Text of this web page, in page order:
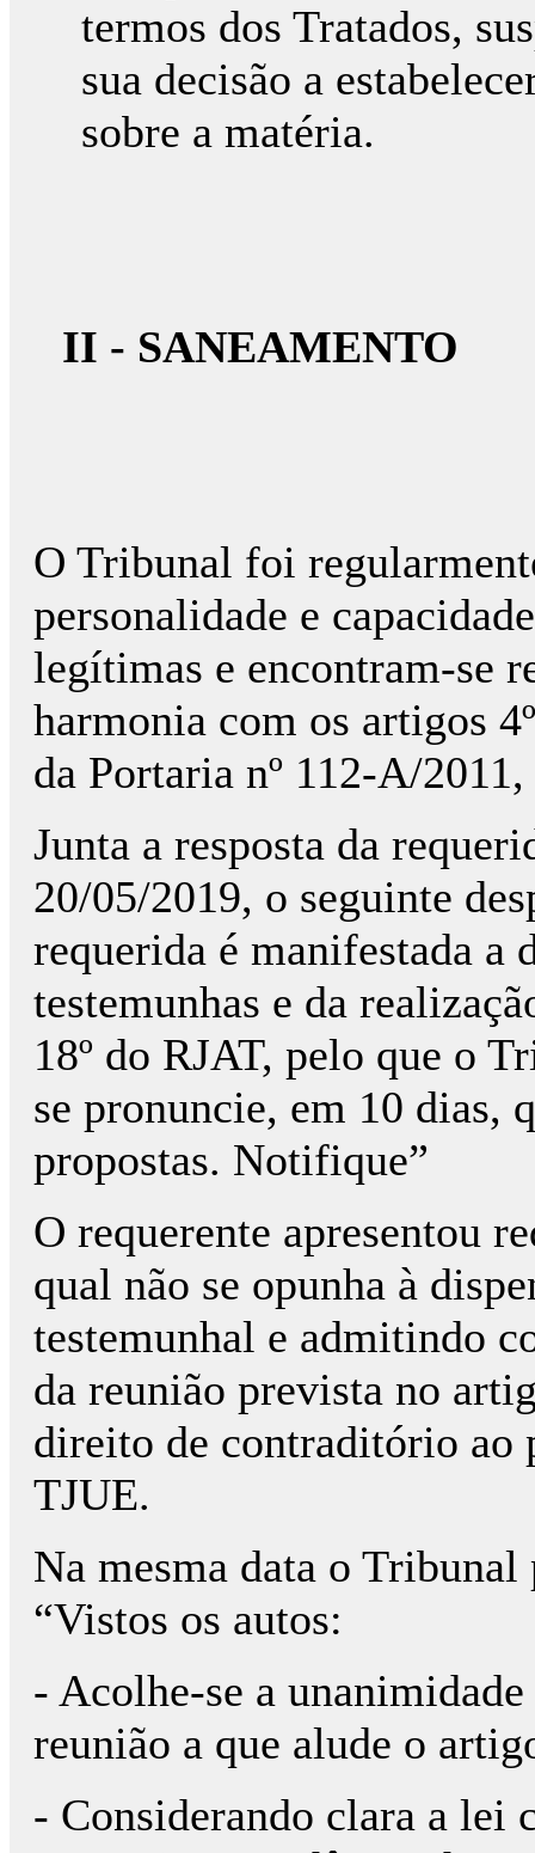
termos dos Tratados,
sua decisão a
sobre a matéria.
II - SANEAMENTO
O Tribunal foi
personalidade e
legítimas e encontram-se
harmonia com os artigos
da Portaria nº 112-A/
Junta a resposta da
20/05/2019, o seguinte
requerida é manifestada a
testemunhas e da
18º do RJAT, pelo que o
se pronuncie, em 10 dias,
propostas. Notifique”
O requerente apresentou
qual não se opunha à
testemunhal e admitindo
da reunião prevista no
direito de contraditório ao
TJUE.
Na mesma data o
“Vistos os autos:
- Acolhe-se a
reunião a que alude o
- Considerando clara a lei